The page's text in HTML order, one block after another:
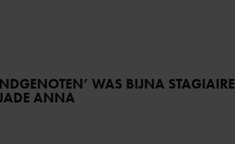
WAS BIJNA STAGIAIRE
ANNA